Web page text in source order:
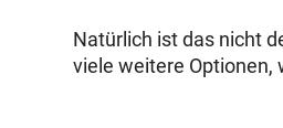
Natürlich ist das nicht
viele weitere Optionen,